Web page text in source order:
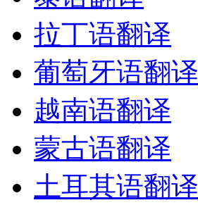
拉丁语翻译
葡萄牙语翻译
越南语翻译
蒙古语翻译
土耳其语翻译